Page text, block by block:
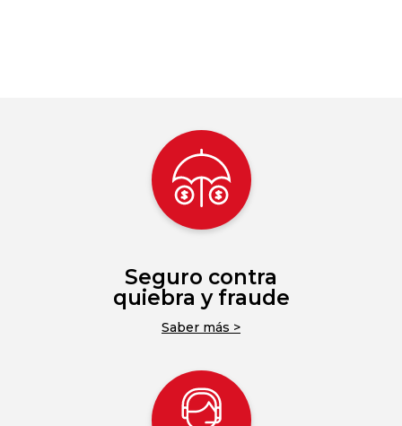
Seguro contra
quiebra y fraude
Saber más >